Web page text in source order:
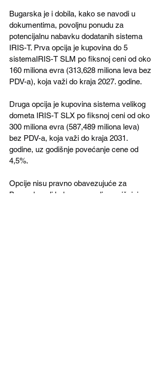
Bugarska je i dobila, kako se navodi u
dokumentima, povoljnu ponudu za
potencijalnu nabavku dodatanih sistema
IRIS-T. Prva opcija je kupovina do 5
sistemaIRIS-T SLM po fiksnoj ceni od oko
160 miliona evra (313,628 miliona leva bez
PDV-a), koja važi do kraja 2027. godine.
Druga opcija je kupovina sistema velikog
dometa IRIS-T SLX po fiksnoj ceni od oko
300 miliona evra (587,489 miliona leva)
bez PDV-a, koja važi do kraja 2031.
godine, uz godišnje povećanje cene od
4,5%.
Opcije nisu pravno obavezujuće za
Bugarsku, ali kako su naveli zvaničnici